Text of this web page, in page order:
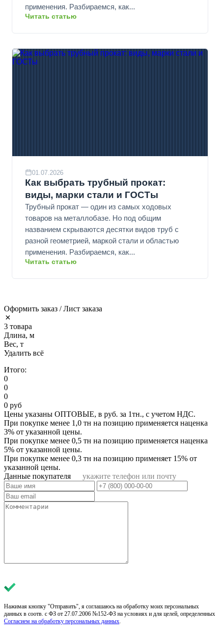
применения. Разбираемся, как...
Читать статью
01.07.2026
Как выбрать трубный прокат:
виды, марки стали и ГОСТы
Трубный прокат — один из самых ходовых
товаров на металлобазе. Но под общим
названием скрываются десятки видов труб с
разной геометрией, маркой стали и областью
применения. Разбираемся, как...
Читать статью
Оформить заказ / Лист заказа
3 товара
Длина, м
Вес, т
Удалить всё
Итого:
0
0
0
0 руб
Цены указаны ОПТОВЫЕ, в руб. за 1тн., с учетом НДС.
При покупке менее 1,0 тн на позицию применяется наценка
3% от указанной цены.
При покупке менее 0,5 тн на позицию применяется наценка
5% от указанной цены.
При покупке менее 0,3 тн на позицию применяет 15% от
указанной цены.
Данные покупателя
укажите телефон или почту
Нажимая кнопку "Отправить", я соглашаюсь на обработку моих персональных
данных в соотв. с ФЗ от 27.07.2006 №152-ФЗ на условиях и для целей, определенных
Согласием на обработку персональных данных